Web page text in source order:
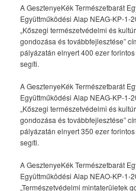
A GesztenyeKék Természetbarát
Együttműködési Alap NEAG-KP-1-
„Kőszegi természetvédelmi és
gondozása és továbbfejlesztése”
pályázatán elnyert 400 ezer
segíti.
A GesztenyeKék Természetbarát
Együttműködési Alap NEAG-KP-1-
„Kőszegi természetvédelmi és
gondozása és továbbfejlesztése”
pályázatán elnyert 350 ezer
segíti.
A GesztenyeKék Természetbarát
Együttműködési Alap NEAO-KP-1-
„Természetvédelmi mintaterületek